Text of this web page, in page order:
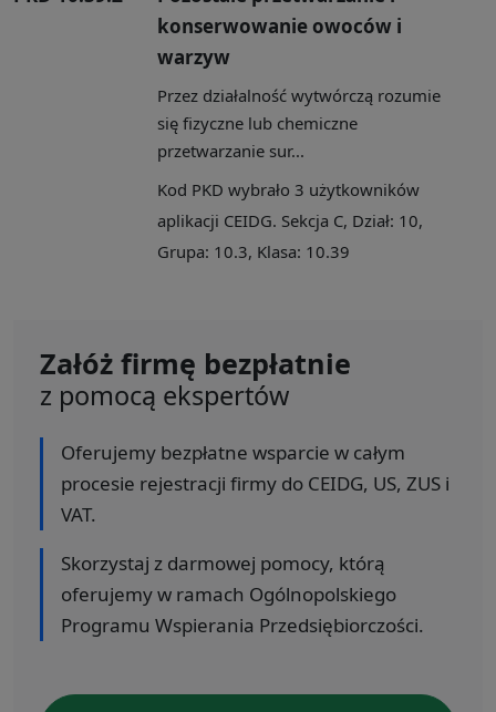
konserwowanie owoców i
warzyw
Przez działalność wytwórczą rozumie
się fizyczne lub chemiczne
przetwarzanie sur...
Kod PKD wybrało 3 użytkowników
aplikacji CEIDG. Sekcja C, Dział: 10,
Grupa: 10.3, Klasa: 10.39
Załóż firmę bezpłatnie
z pomocą ekspertów
Oferujemy bezpłatne wsparcie w całym
procesie rejestracji firmy do CEIDG, US, ZUS i
VAT.
Skorzystaj z darmowej pomocy, którą
oferujemy w ramach Ogólnopolskiego
Programu Wspierania Przedsiębiorczości.